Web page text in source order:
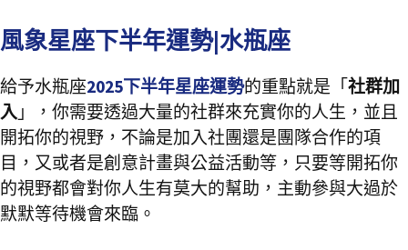
風象星座下半年運勢|水瓶座
給予水瓶座2025下半年星座運勢的重點就是「社群加
入 」，你需要透過大量的社群來充實你的人生，並且
開拓你的視野，不論是加入社團還是團隊合作的項
目，又或者是創意計畫與公益活動等，只要等開拓你
的視野都會對你人生有莫大的幫助，主動參與大過於
默默等待機會來臨。